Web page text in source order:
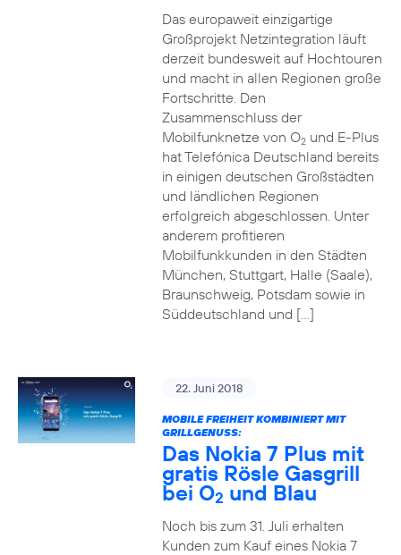
Das europaweit einzigartige
Großprojekt Netzintegration läuft
derzeit bundesweit auf Hochtouren
und macht in allen Regionen große
Fortschritte. Den
Zusammenschluss der
Mobilfunknetze von O2und E-Plus
hat Telefónica Deutschland bereits
in einigen deutschen Großstädten
und ländlichen Regionen
erfolgreich abgeschlossen. Unter
anderem profitieren
Mobilfunkkunden in den Städten
München, Stuttgart, Halle (Saale),
Braunschweig, Potsdam sowie in
Süddeutschland und […]
22. Juni 2018
MOBILE FREIHEIT KOMBINIERT MIT
GRILLGENUSS:
Das Nokia 7 Plus mit
gratis Rösle Gasgrill
bei O2 und Blau
Noch bis zum 31. Juli erhalten
Kunden zum Kauf eines Nokia 7